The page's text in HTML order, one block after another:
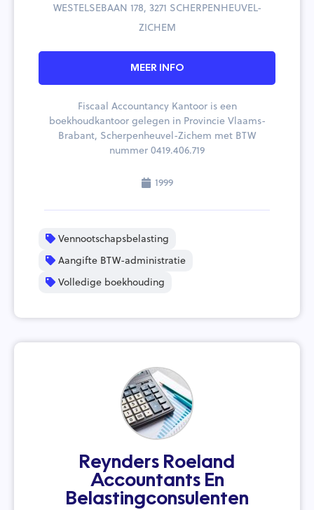
WESTELSEBAAN 178, 3271 SCHERPENHEUVEL-
ZICHEM
MEER INFO
Fiscaal Accountancy Kantoor is een
boekhoudkantoor gelegen in Provincie Vlaams-
Brabant, Scherpenheuvel-Zichem met BTW
nummer 0419.406.719
1999
Vennootschapsbelasting
Aangifte BTW-administratie
Volledige boekhouding
Reynders Roeland
Accountants En
Belastingconsulenten